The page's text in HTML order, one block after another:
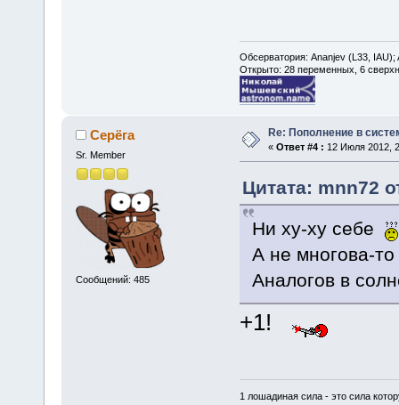
Обсерватория: Ananjev (L33, IAU);
Открыто: 28 переменных, 6
Серёга
Sr. Member
Сообщений: 485
Re: Пополнение в
« Ответ #4 : 12 Июля 2012,
Цитата: mnn72
Ни ху-ху себе
А не многова-то
Аналогов в
+1!
1 лошадиная сила - это сила